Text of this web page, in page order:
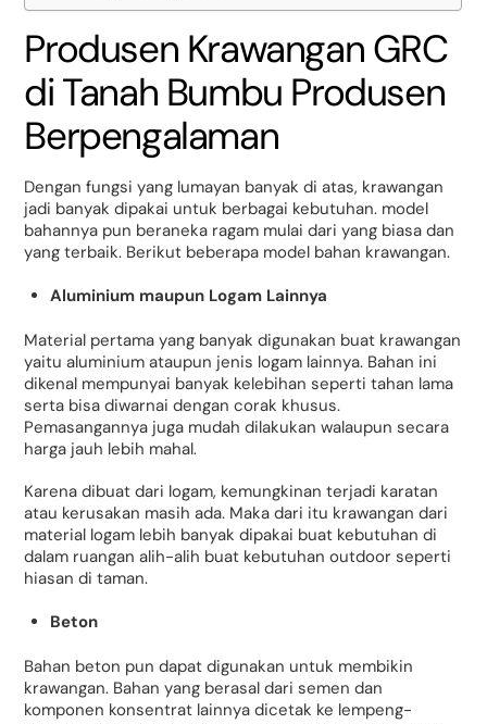
Produsen Krawangan GRC
di Tanah Bumbu Produsen
Berpengalaman
Dengan fungsi yang lumayan banyak di atas, krawangan
jadi banyak dipakai untuk berbagai kebutuhan. model
bahannya pun beraneka ragam mulai dari yang biasa dan
yang terbaik. Berikut beberapa model bahan krawangan.
Aluminium maupun Logam Lainnya
Material pertama yang banyak digunakan buat krawangan
yaitu aluminium ataupun jenis logam lainnya. Bahan ini
dikenal mempunyai banyak kelebihan seperti tahan lama
serta bisa diwarnai dengan corak khusus.
Pemasangannya juga mudah dilakukan walaupun secara
harga jauh lebih mahal.
Karena dibuat dari logam, kemungkinan terjadi karatan
atau kerusakan masih ada. Maka dari itu krawangan dari
material logam lebih banyak dipakai buat kebutuhan di
dalam ruangan alih-alih buat kebutuhan outdoor seperti
hiasan di taman.
Beton
Bahan beton pun dapat digunakan untuk membikin
krawangan. Bahan yang berasal dari semen dan
komponen konsentrat lainnya dicetak ke lempeng-